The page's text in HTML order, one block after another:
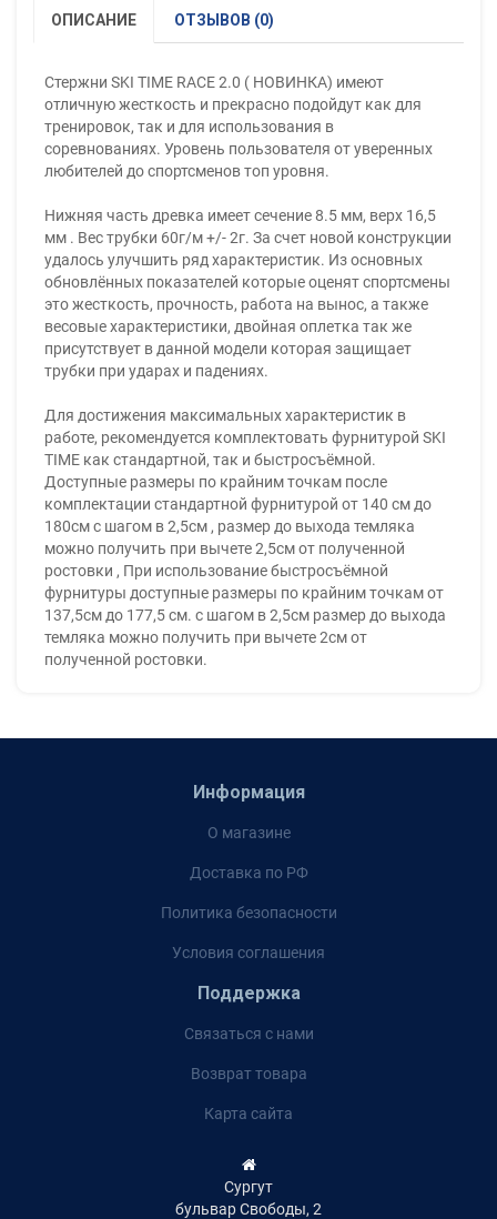
ОПИСАНИЕ ОТЗЫВОВ (0)
Стержни SKI TIME RACE 2.0 ( НОВИНКА) имеют
отличную жесткость и прекрасно подойдут как для
тренировок, так и для использования в
соревнованиях. Уровень пользователя от уверенных
любителей до спортсменов топ уровня.
Нижняя часть древка имеет сечение 8.5 мм, верх 16,5
мм . Вес трубки 60г/м +/- 2г. За счет новой конструкции
удалось улучшить ряд характеристик. Из основных
обновлённых показателей которые оценят спортсмены
это жесткость, прочность, работа на вынос, а также
весовые характеристики, двойная оплетка так же
присутствует в данной модели которая защищает
трубки при ударах и падениях.
Для достижения максимальных характеристик в
работе, рекомендуется комплектовать фурнитурой SKI
TIME как стандартной, так и быстросъёмной.
Доступные размеры по крайним точкам после
комплектации стандартной фурнитурой от 140 см до
180см с шагом в 2,5см , размер до выхода темляка
можно получить при вычете 2,5см от полученной
ростовки , При использование быстросъёмной
фурнитуры доступные размеры по крайним точкам от
137,5см до 177,5 см. с шагом в 2,5см размер до выхода
темляка можно получить при вычете 2см от
полученной ростовки.
Информация
О магазине
Доставка по РФ
Политика безопасности
Условия соглашения
Поддержка
Связаться с нами
Возврат товара
Карта сайта
Сургут
бульвар Свободы, 2